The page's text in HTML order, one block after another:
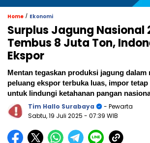
Home / Ekonomi
Surplus Jagung Nasional
Tembus 8 Juta Ton,
Ekspor
Mentan tegaskan produksi jagung dalam
peluang ekspor terbuka luas, impor
untuk lindungi ketahanan pangan
Tim Hallo Surabaya
- Pewarta
Sabtu, 19 Juli 2025 - 07:39 WIB